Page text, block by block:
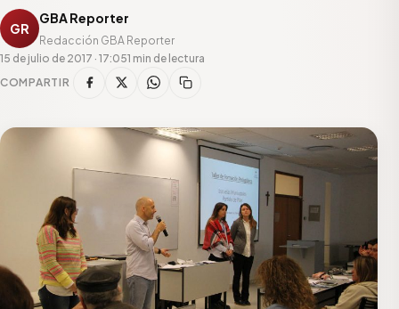
GR
GBA Reporter
Redacción GBA Reporter
15 de julio de 2017 · 17:051 min de lectura
COMPARTIR